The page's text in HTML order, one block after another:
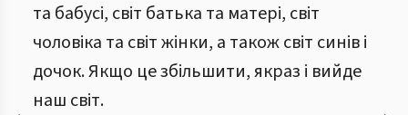
та бабусі, світ батька та матері, світ
чоловіка та світ жінки, а також світ синів і
дочок. Якщо це збільшити, якраз і вийде
наш світ.